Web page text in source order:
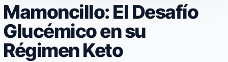
Mamoncillo: El Desafío
Glucémico en su
Régimen Keto